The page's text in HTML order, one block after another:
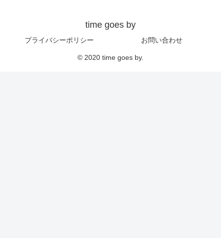
time goes by
プライバシーポリシー お問い合わせ
© 2020 time goes by.